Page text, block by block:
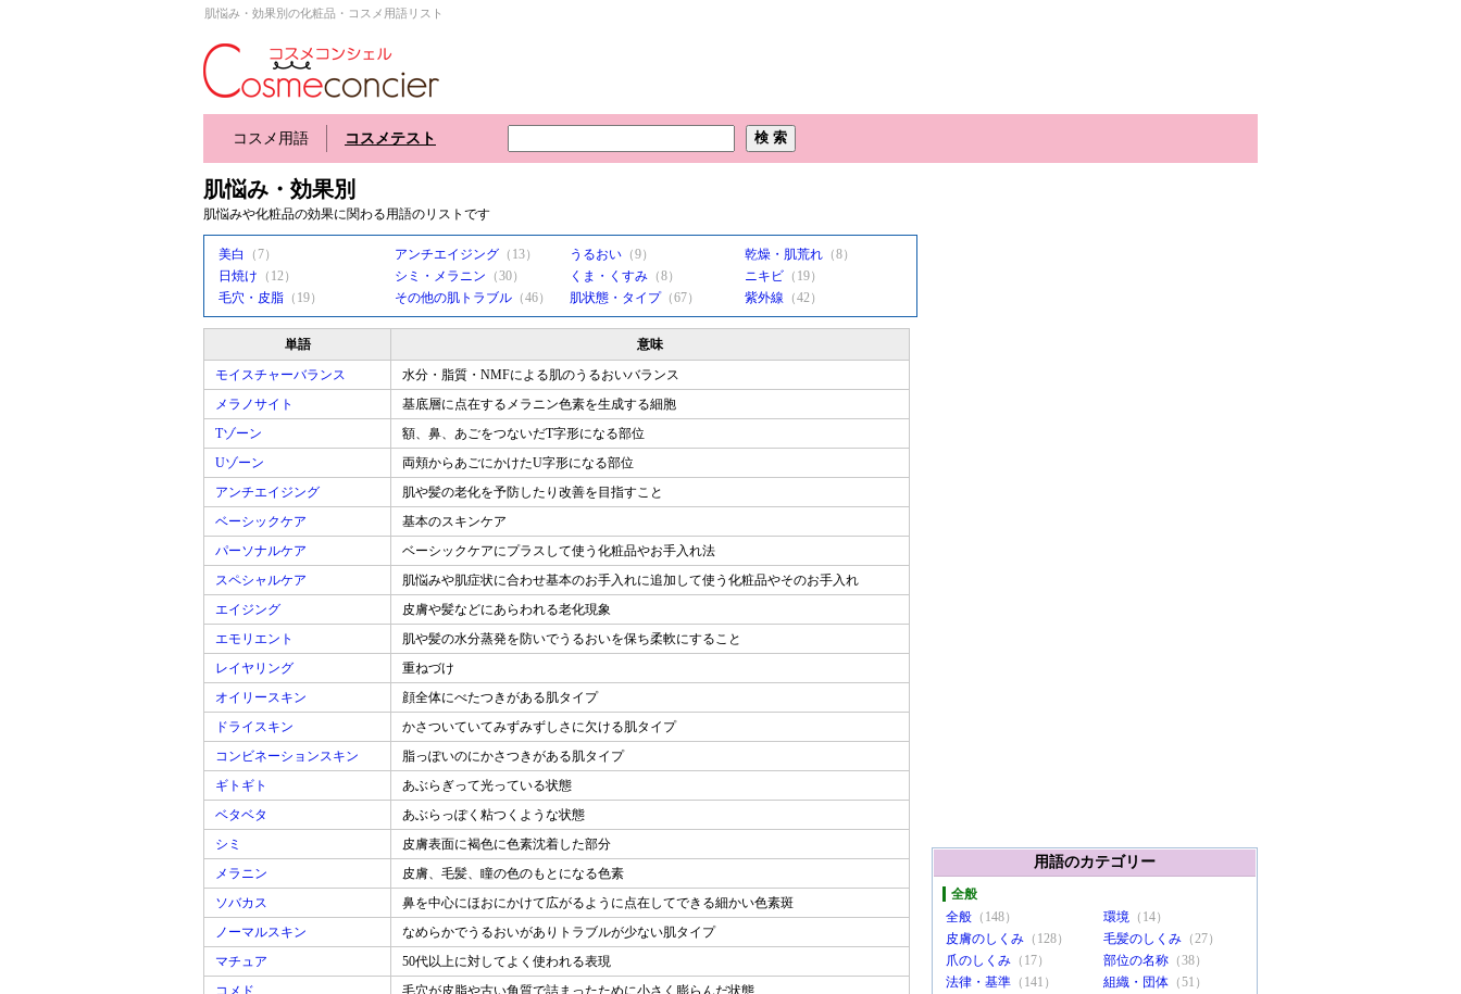
肌悩み・効果別の化粧品・コスメ用語リスト
コスメ用語 コスメテスト
肌悩み・効果別
肌悩みや化粧品の効果に関わる用語のリストです
美白 （7） アンチエイジング （13） うるおい （9） 乾燥・肌荒れ （8）
日焼け （12） シミ・メラニン （30） くま・くすみ （8） ニキビ （19）
毛穴・皮脂 （19） その他の肌トラブル （46） 肌状態・タイプ（67） 紫外線 （42）
単語
意味
モイスチャーバランス
水分・脂質・NMFによる肌のうるおいバランス
メラノサイト
基底層に点在するメラニン色素を生成する細胞
Tゾーン
額、鼻、あごをつないだT字形になる部位
Uゾーン
両頬からあごにかけたU字形になる部位
アンチエイジング
肌や髪の老化を予防したり改善を目指すこと
ベーシックケア
基本のスキンケア
パーソナルケア
ベーシックケアにプラスして使う化粧品やお手入れ法
スペシャルケア
肌悩みや肌症状に合わせ基本のお手入れに追加して使う化粧品やそのお手入れ
エイジング
皮膚や髪などにあらわれる老化現象
エモリエント
肌や髪の水分蒸発を防いでうるおいを保ち柔軟にすること
レイヤリング
重ねづけ
オイリースキン
顔全体にべたつきがある肌タイプ
ドライスキン
かさついていてみずみずしさに欠ける肌タイプ
コンビネーションスキン
脂っぽいのにかさつきがある肌タイプ
ギトギト
あぶらぎって光っている状態
ベタベタ
あぶらっぽく粘つくような状態
シミ
皮膚表面に褐色に色素沈着した部分
メラニン
皮膚、毛髪、瞳の色のもとになる色素
ソバカス
鼻を中心にほおにかけて広がるように点在してできる細かい色素斑
ノーマルスキン
なめらかでうるおいがありトラブルが少ない肌タイプ
マチュア
50代以上に対してよく使われる表現
コメド
毛穴が皮脂や古い角質で詰まったために小さく膨らんだ状態
用語のカテゴリー
全般
全般 （148） 環境 （14）
皮膚のしくみ （128） 毛髪のしくみ （27）
爪のしくみ （17） 部位の名称 （38）
法律・基準 （141） 組織・団体 （51）